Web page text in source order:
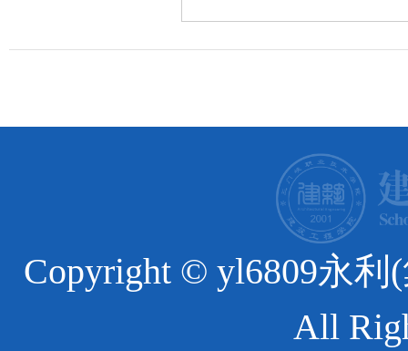
Copyright © yl6809永
All